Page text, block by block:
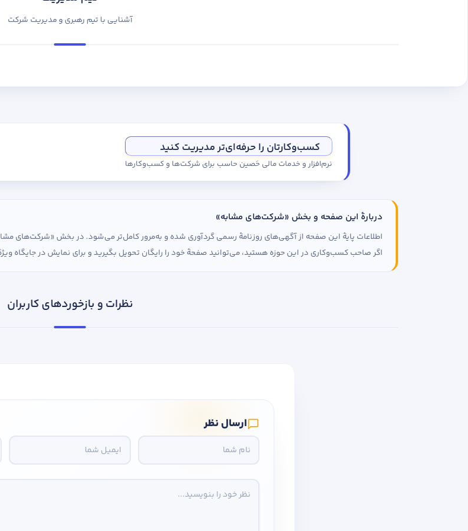
آشنایی با تیم رهبری و مدیریت شرکت
کسب‌وکارتان را حرفه‌ای‌تر مدیریت کنید
نرم‌افزار و خدمات مالی حَصین حاسب برای شرکت‌ها و کسب‌وکارها
دربارهٔ این صفحه و بخش «شرکت‌های مشابه»
اطلاعات پایهٔ این صفحه از آگهی‌های روزنامهٔ رسمی گردآوری شده و به‌مرور کامل‌تر می‌شود. در بخش «شرکت‌های
اگر صاحب کسب‌وکاری در این حوزه هستید، می‌توانید صفحهٔ خود را رایگان تحویل بگیرید و برای نمایش در جایگاه
نظرات و بازخوردهای کاربران
ارسال نظر